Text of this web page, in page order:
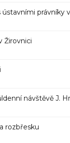
právníky
Žirovnici
návštěvě J.
rozbřesku